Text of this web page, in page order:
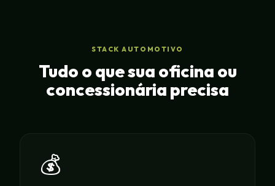
STACK AUTOMOTIVO
Tudo o que sua oficina ou
concessionária precisa
💰